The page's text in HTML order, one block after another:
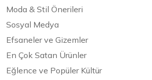
Moda & Stil Önerileri
Sosyal Medya
Efsaneler ve Gizemler
En Çok Satan Ürünler
Eğlence ve Popüler Kültür